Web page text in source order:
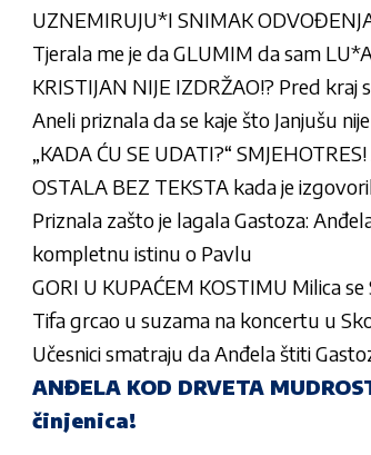
UZNEMIRUJU*I SNIMAK
Tjerala me je da GLUMIM da sam
KRISTIJAN NIJE IZDRŽAO!? Pred kraj
Aneli priznala da se kaje što Janjušu
„KADA ĆU SE UDATI?“
OSTALA BEZ TEKSTA kada je
Priznala zašto je lagala Gastoza:
kompletnu istinu o Pavlu
GORI U KUPAĆEM KOSTIMU Milica
Tifa grcao u suzama na koncertu u
Učesnici smatraju da Anđela štiti
ANĐELA KOD DRVETA
činjenica!